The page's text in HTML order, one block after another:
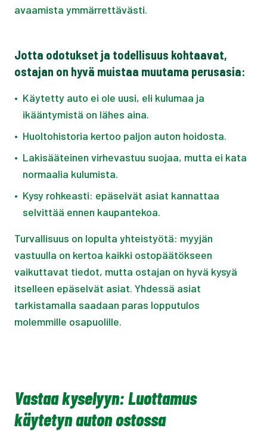
avaamista ymmärrettävästi.
Jotta odotukset ja todellisuus kohtaavat,
ostajan on hyvä muistaa muutama perusasia:
• Käytetty auto ei ole uusi, eli kulumaa ja
ikääntymistä on lähes aina.
• Huoltohistoria kertoo paljon auton hoidosta.
• Lakisääteinen virhevastuu suojaa, mutta ei kata
normaalia kulumista.
• Kysy rohkeasti: epäselvät asiat kannattaa
selvittää ennen kaupantekoa.
Turvallisuus on lopulta yhteistyötä: myyjän
vastuulla on kertoa kaikki ostopäätökseen
vaikuttavat tiedot, mutta ostajan on hyvä kysyä
itselleen epäselvät asiat. Yhdessä asiat
tarkistamalla saadaan paras lopputulos
molemmille osapuolille.
Vastaa kyselyyn: Luottamus
käytetyn auton ostossa